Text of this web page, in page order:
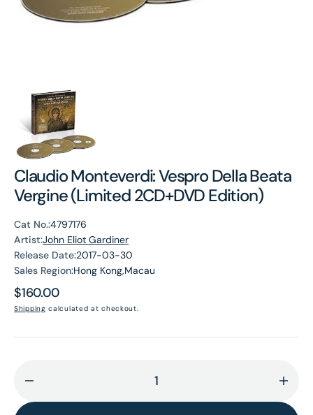
Claudio Monteverdi: Vespro Della Beata
Vergine (Limited 2CD+DVD Edition)
Cat No.:4797176
Artist:John Eliot Gardiner
Release Date:2017-03-30
Sales Region:Hong Kong,Macau
Regular
price
$160.00
Shipping calculated at checkout.
quantity